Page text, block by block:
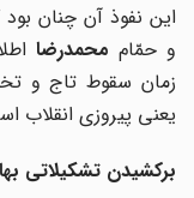
این نفوذ آن چنان بود
و حمّاممحمدرضا
زمان سقوط تاج و
یعنی پیروزی انقلاب
برکشیدن تشکیلاتی